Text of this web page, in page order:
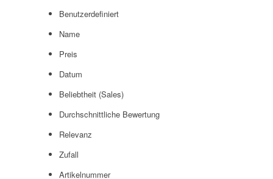
Benutzerdefiniert
Name
Preis
Datum
Beliebtheit (Sales)
Durchschnittliche Bewertung
Relevanz
Zufall
Artikelnummer